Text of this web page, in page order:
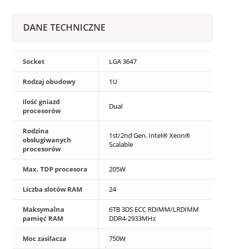
DANE TECHNICZNE
Socket LGA 3647
Rodzaj obudowy 1U
Ilość gniazd
procesorów
Dual
Rodzina
obsługiwanych
procesorów
1st/2nd Gen. Intel® Xeon®
Scalable
Max. TDP procesora 205W
Liczba slotów RAM 24
Maksymalna
pamięć RAM
6TB 3DS ECC RDIMM/LRDIMM
DDR4-2933MHz
Moc zasilacza 750W